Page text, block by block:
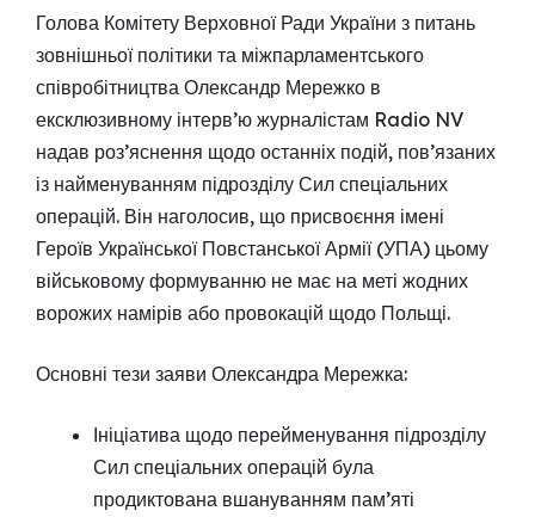
Голова Комітету Верховної Ради України з питань
зовнішньої політики та міжпарламентського
співробітництва Олександр Мережко в
ексклюзивному інтерв’ю журналістам Radio NV
надав роз’яснення щодо останніх подій, пов’язаних
із найменуванням підрозділу Сил спеціальних
операцій. Він наголосив, що присвоєння імені
Героїв Української Повстанської Армії (УПА) цьому
військовому формуванню не має на меті жодних
ворожих намірів або провокацій щодо Польщі.
Основні тези заяви Олександра Мережка:
Ініціатива щодо перейменування підрозділу
Сил спеціальних операцій була
продиктована вшануванням пам’яті